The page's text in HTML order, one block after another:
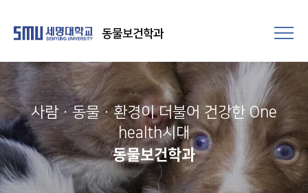
동물보건학과
사람·동물·환경이 더불어 건강한 One
health시대
동물보건학과